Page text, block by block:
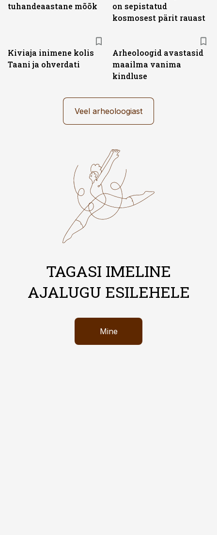
tuhandeaastane mõõk
on sepistatud
kosmosest pärit rauast
Kiviaja inimene kolis
Taani ja ohverdati
Arheoloogid avastasid
maailma vanima
kindluse
Veel arheoloogiast
TAGASI IMELINE
AJALUGU ESILEHELE
Mine